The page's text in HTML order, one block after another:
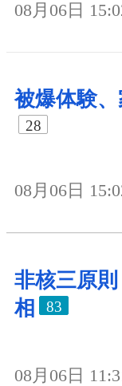
08月06日
被爆体験
28
08月06日
非核三原
相
83
08月06日